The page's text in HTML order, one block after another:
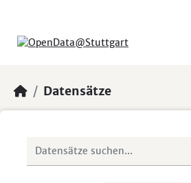
Datensätze